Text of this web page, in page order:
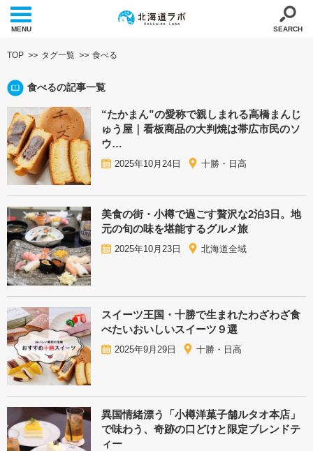
MENU SEARCH
TOP タグ一覧 食べる
食べるの記事一覧
“たかまん”の愛称で親しまれる高橋まんじ
ゅう屋｜看板商品の大判焼は帯広市民のソ
ウ…
2025年10月24日 十勝・日高
美食の街・小樽で過ごす贅沢な2泊3日。地
元の旬の味を堪能するグルメ旅
2025年10月23日 北海道全域
スイーツ王国・十勝で生まれたわざわざ食
べたいおいしいスイーツ９選
2025年9月29日 十勝・日高
異国情緒漂う「小樽洋菓子舗ルタオ本店」
で味わう、奇跡の口どけと限定ブレンドテ
ィー